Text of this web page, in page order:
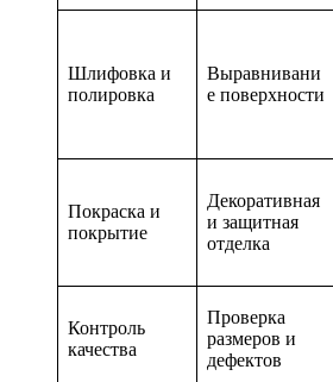
Шлифовка и
полировка
Выравнивани
е поверхности
Покраска и
покрытие
Декоративная
и защитная
отделка
Контроль
качества
Проверка
размеров и
дефектов